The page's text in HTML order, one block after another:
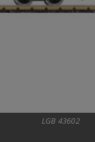
LGB 43602